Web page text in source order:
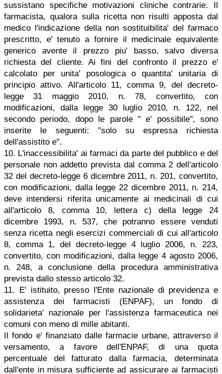
sussistano specifiche motivazioni cliniche contrarie. Il
farmacista, qualora sulla ricetta non risulti apposta dal
medico l'indicazione della non sostituibilita' del farmaco
prescritto, e' tenuto a fornire il medicinale equivalente
generico avente il prezzo piu' basso, salvo diversa
richiesta del cliente. Ai fini del confronto il prezzo e'
calcolato per unita' posologica o quantita' unitaria di
principio attivo. All'articolo 11, comma 9, del decreto-
legge 31 maggio 2010, n. 78, convertito, con
modificazioni, dalla legge 30 luglio 2010, n. 122, nel
secondo periodo, dopo le parole " e' possibile", sono
inserite le seguenti: "solo su espressa richiesta
dell'assistito e".
10. L'inaccessibilita' ai farmaci da parte del pubblico e del
personale non addetto prevista dal comma 2 dell'articolo
32 del decreto-legge 6 dicembre 2011, n. 201, convertito,
con modificazioni, dalla legge 22 dicembre 2011, n. 214,
deve intendersi riferita unicamente ai medicinali di cui
all'articolo 8, comma 10, lettera c) della legge 24
dicembre 1993, n. 537, che potranno essere venduti
senza ricetta negli esercizi commerciali di cui all'articolo
8, comma 1, del decreto-legge 4 luglio 2006, n. 223,
convertito, con modificazioni, dalla legge 4 agosto 2006,
n. 248, a conclusione della procedura amministrativa
prevista dallo stesso articolo 32.
11. E' istituito, presso l'Ente nazionale di previdenza e
assistenza dei farmacisti (ENPAF), un fondo di
solidarieta' nazionale per l'assistenza farmaceutica nei
comuni con meno di mille abitanti.
Il fondo e' finanziato dalle farmacie urbane, attraverso il
versamento, a favore dell'ENPAF, di una quota
percentuale del fatturato dalla farmacia, determinata
dall'ente in misura sufficiente ad assicurare ai farmacisti